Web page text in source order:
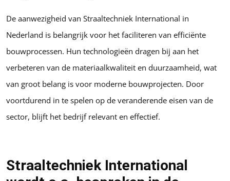
De aanwezigheid van Straaltechniek International in
Nederland is belangrijk voor het faciliteren van efficiënte
bouwprocessen. Hun technologieën dragen bij aan het
verbeteren van de materiaalkwaliteit en duurzaamheid, wat
van groot belang is voor moderne bouwprojecten. Door
voortdurend in te spelen op de veranderende eisen van de
sector, blijft het bedrijf relevant en effectief.
Straaltechniek International